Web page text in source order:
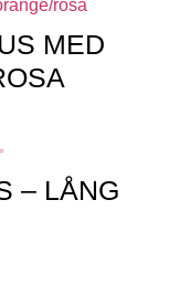
MED
– LÅNG